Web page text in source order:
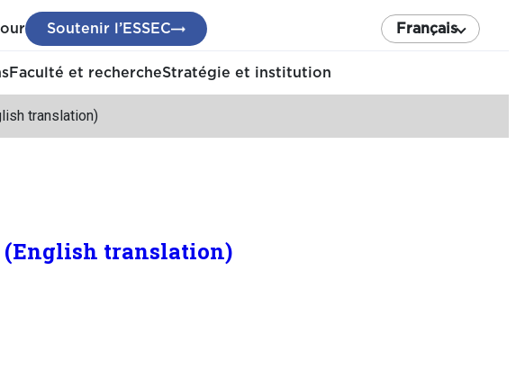
Soutenir l’ESSEC Français
Faculté et rechercheStratégie et institution
translation)
(English translation)